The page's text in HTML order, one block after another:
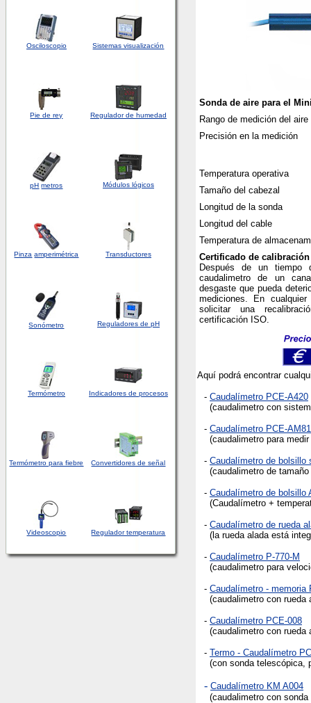
Osciloscopio Sistemas visualización
Pie de rey Regulador de humedad
pH metros Módulos lógicos
Pinza amperimétrica Transductores
Sonómetro Reguladores de pH
Termómetro Indicadores de procesos
Termómetro para fiebre Convertidores de señal
Videoscopio Regulador temperatura
Sonda de aire para el
Rango de medición del aire
Precisión en la medición
Temperatura operativa
Tamaño del cabezal
Longitud de la sonda
Longitud del cable
Temperatura de
Certificado de calibración
Después de un tiempo
caudalimetro de un
desgaste que pueda
mediciones. En
solicitar una
certificación ISO.
Aquí podrá encontrar
- Caudalímetro PCE-A420
(caudalimetro con
- Caudalímetro PCE-AM81
(caudalimetro para
- Caudalímetro de bolsillo
(caudalimetro de
- Caudalímetro de bolsillo
(Caudalímetro +
- Caudalímetro de rueda
(la rueda alada está
- Caudalímetro P-770-M
(caudalimetro para
- Caudalímetro - memoria
(caudalimetro con rueda
- Caudalímetro PCE-008
(caudalimetro con rueda
- Termo - Caudalímetro
(con sonda telescópica,
- Caudalímetro KM A004
(caudalimetro con